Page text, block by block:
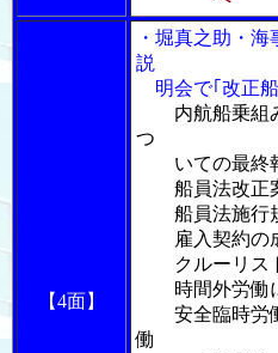
【4面】
・堀真之助・
説
明会で｢改正
内航船乗組
つ
いての最終
船員法改正
船員法施行規
雇入契約の
クルーリス
時間外労働に
安全臨時労働
働